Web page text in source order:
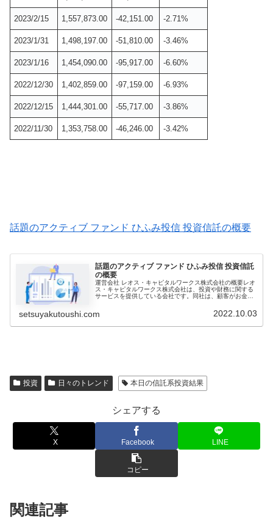
2023/2/15 1,557,873.00 -42,151.00 -2.71%
2023/1/31 1,498,197.00 -51,810.00 -3.46%
2023/1/16 1,454,090.00 -95,917.00 -6.60%
2022/12/30 1,402,859.00 -97,159.00 -6.93%
2022/12/15 1,444,301.00 -55,717.00 -3.86%
2022/11/30 1,353,758.00 -46,246.00 -3.42%
話題のアクティブ ファンド ひふみ投信 投資信託の概要
話題のアクティブ ファンド ひふみ投信 投資信託
の概要
運営会社 レオス・キャピタルワークス株式会社の概要レオ
ス・キャピタルワークス株式会社は、投資や財務に関する
サービスを提供している会社です。同社は、顧客がお金を
setsuyakutoushi.com 2022.10.03
投資 日々のトレンド 本日の信託系投資結果
シェアする
X Facebook LINE
コピー
関連記事